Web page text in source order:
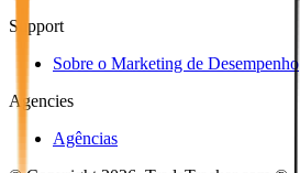
Support
Sobre o Marketing de Desempenho
Agencies
Agências